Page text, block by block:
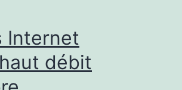
Internet
débit